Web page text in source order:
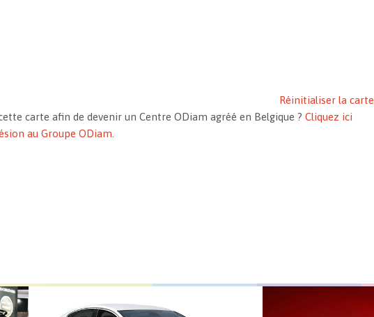
Réinitialiser la carte
carte afin de devenir un Centre ODiam agréé en Belgique ?Cliquez ici
au Groupe ODiam